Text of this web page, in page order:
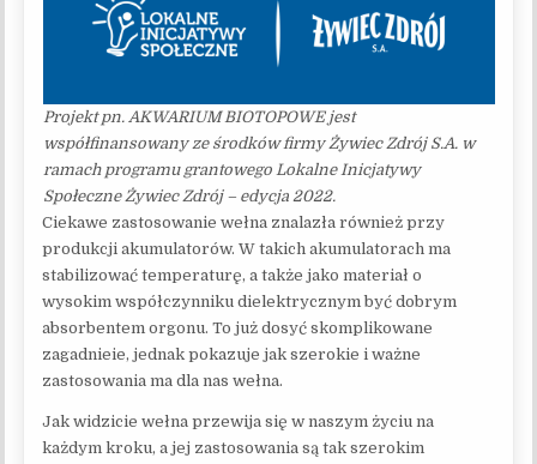
Projekt pn. AKWARIUM BIOTOPOWE jest
współfinansowany ze środków firmy Żywiec Zdrój S.A. w
ramach programu grantowego Lokalne Inicjatywy
Społeczne Żywiec Zdrój – edycja 2022.
Ciekawe zastosowanie wełna znalazła również przy
produkcji akumulatorów. W takich akumulatorach ma
stabilizować temperaturę, a także jako materiał o
wysokim współczynniku dielektrycznym być dobrym
absorbentem orgonu. To już dosyć skomplikowane
zagadnieie, jednak pokazuje jak szerokie i ważne
zastosowania ma dla nas wełna.
Jak widzicie wełna przewija się w naszym życiu na
każdym kroku, a jej zastosowania są tak szerokim